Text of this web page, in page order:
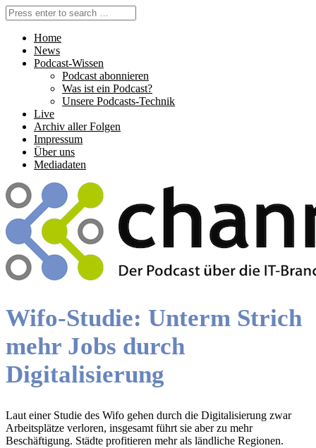
Home
News
Podcast-Wissen
Podcast abonnieren
Was ist ein Podcast?
Unsere Podcasts-Technik
Live
Archiv aller Folgen
Impressum
Über uns
Mediadaten
Wifo-Studie: Unterm Strich
mehr Jobs durch
Digitalisierung
Laut einer Studie des Wifo gehen durch die Digitalisierung zwar
Arbeitsplätze verloren, insgesamt führt sie aber zu mehr
Beschäftigung. Städte profitieren mehr als ländliche Regionen.